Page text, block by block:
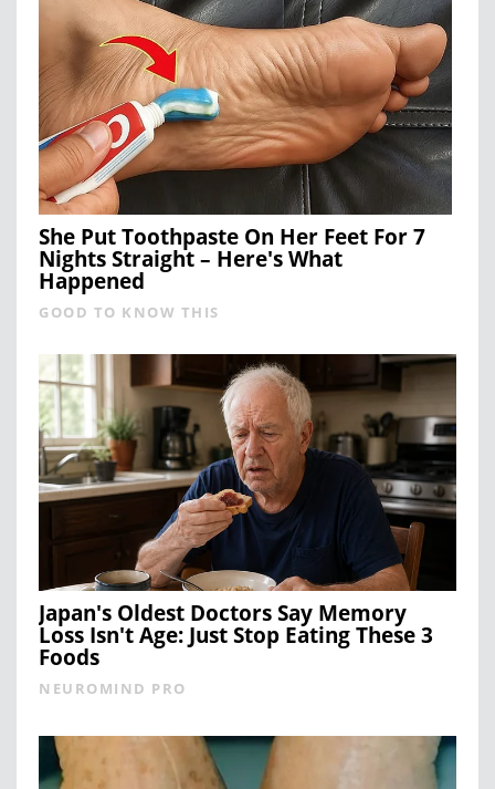
She Put Toothpaste On Her Feet For 7
Nights Straight – Here's What
Happened
GOOD TO KNOW THIS
Japan's Oldest Doctors Say Memory
Loss Isn't Age: Just Stop Eating These 3
Foods
NEUROMIND PRO